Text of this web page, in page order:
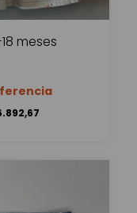
meses